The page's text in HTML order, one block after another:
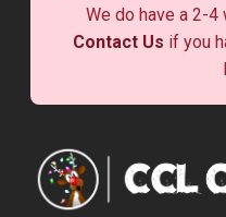
We do have a 2-
Contact Us if you